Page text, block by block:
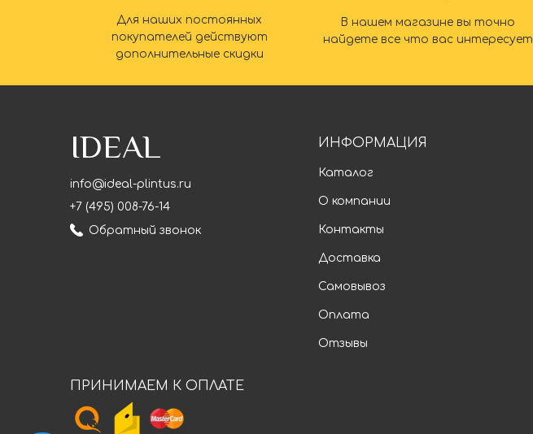
Для наших постоянных
покупателей действуют
дополнительные скидки
В нашем магазине вы точно
найдете все что вас интересует
IDEAL
info@ideal-plintus.ru
+7 (495) 008-76-14
Обратный звонок
ИНФОРМАЦИЯ
Каталог
О компании
Контакты
Доставка
Самовывоз
Оплата
Отзывы
ПРИНИМАЕМ К ОПЛАТЕ